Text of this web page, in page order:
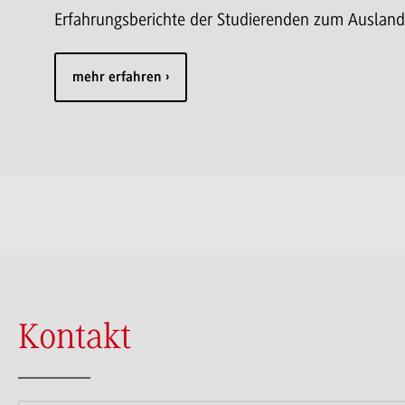
Erfahrungsberichte der Studierenden zum
mehr erfahren
Kontakt